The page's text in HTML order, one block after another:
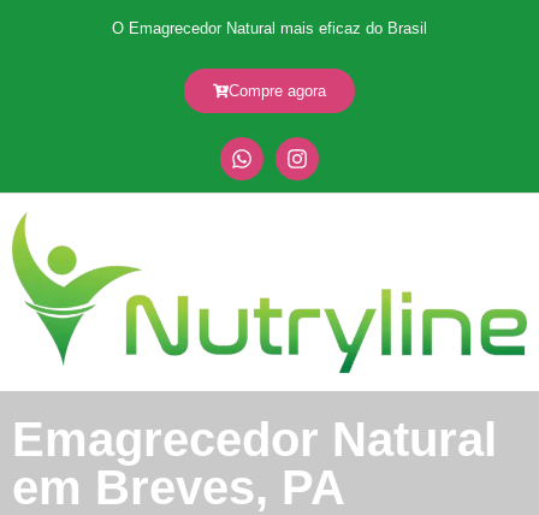
O Emagrecedor Natural mais eficaz do Brasil
Compre agora
Emagrecedor Natural
em Breves, PA